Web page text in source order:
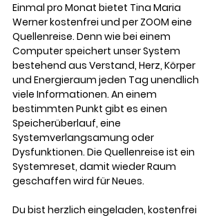
Einmal pro Monat bietet Tina Maria
Werner kostenfrei und per ZOOM eine
Quellenreise. Denn wie bei einem
Computer speichert unser System
bestehend aus Verstand, Herz, Körper
und Energieraum jeden Tag unendlich
viele Informationen. An einem
bestimmten Punkt gibt es einen
Speicherüberlauf, eine
Systemverlangsamung oder
Dysfunktionen. Die Quellenreise ist ein
Systemreset, damit wieder Raum
geschaffen wird für Neues.
Du bist herzlich eingeladen, kostenfrei